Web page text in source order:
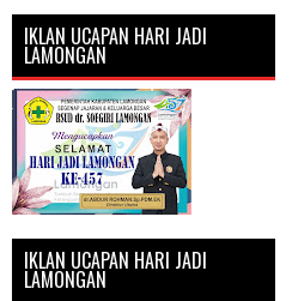
IKLAN UCAPAN HARI JADI
LAMONGAN
IKLAN UCAPAN HARI JADI
LAMONGAN